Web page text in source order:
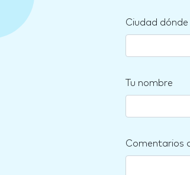
Ciudad
Tu nombre
Comentarios